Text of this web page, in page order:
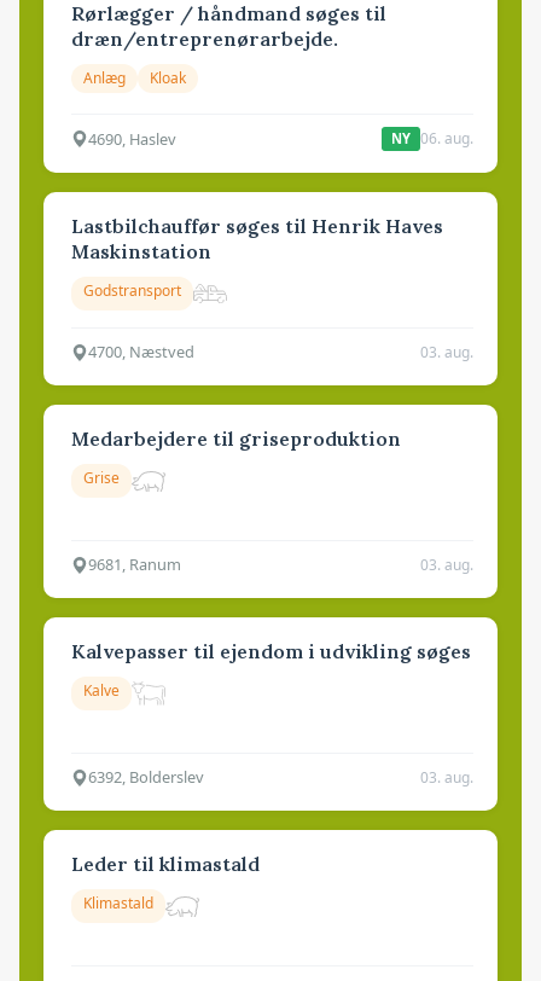
Rørlægger / håndmand søges til
dræn/entreprenørarbejde.
Anlæg Kloak
4690, Haslev NY 06. aug.
Lastbilchauffør søges til Henrik Haves
Maskinstation
Godstransport
4700, Næstved 03. aug.
Medarbejdere til griseproduktion
Grise
9681, Ranum 03. aug.
Kalvepasser til ejendom i udvikling søges
Kalve
6392, Bolderslev 03. aug.
Leder til klimastald
Klimastald